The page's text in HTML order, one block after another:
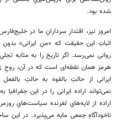
شده بود.
امروز نیز، اقتدارِ سردارانِ ما در
اثباتِ این حقیقت که «منِ ایرانی»
روانی نمی‌رسد. اگر تاریخ را به ‌مثابه
هرمز همان نقطه‌ای است که در آن، روحِ
ایرانی از حالتِ بالقوه به حالتِ
نمی‌تواند اراده ایرانی را در این
اراده از لایه‌هایِ لغزنده سیاست‌هایِ
ناخودآگاهِ جمعی مایه می‌پذیرد. در این